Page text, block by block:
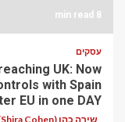
8 min read
עסקים
UK: Now
with Spain
EU in one DAY
שירה כהן (Shira Cohen)